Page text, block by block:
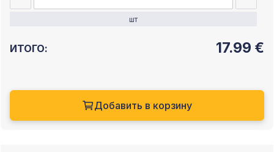
шт
ИТОГО: 17.99 €
Добавить в корзину